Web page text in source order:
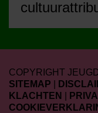
COPYRIGHT
SITEMAP
KLACHTEN